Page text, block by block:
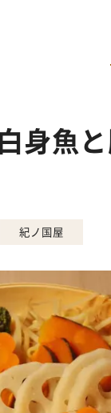
身魚と
紀ノ国屋